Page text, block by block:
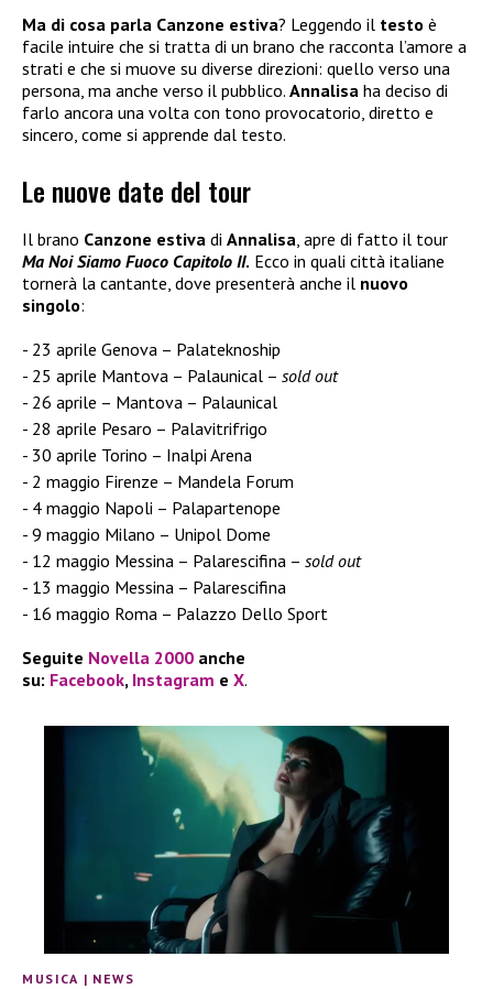
Ma di cosa parla Canzone estiva? Leggendo il testo è
facile intuire che si tratta di un brano che racconta l’amore a
strati e che si muove su diverse direzioni: quello verso una
persona, ma anche verso il pubblico. Annalisa ha deciso di
farlo ancora una volta con tono provocatorio, diretto e
sincero, come si apprende dal testo.
Le nuove date del tour
Il brano Canzone estiva di Annalisa , apre di fatto il tour
Ma Noi Siamo Fuoco Capitolo II. Ecco in quali città italiane
tornerà la cantante, dove presenterà anche il nuovo
singolo:
23 aprile Genova – Palateknoship
25 aprile Mantova – Palaunical – sold out
26 aprile – Mantova – Palaunical
28 aprile Pesaro – Palavitrifrigo
30 aprile Torino – Inalpi Arena
2 maggio Firenze – Mandela Forum
4 maggio Napoli – Palapartenope
9 maggio Milano – Unipol Dome
12 maggio Messina – Palarescifina – sold out
13 maggio Messina – Palarescifina
16 maggio Roma – Palazzo Dello Sport
Seguite Novella 2000 anche
su: Facebook, Instagram e X.
MUSICA | NEWS